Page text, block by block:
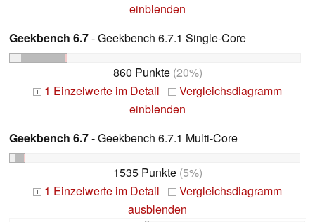
einblenden
Geekbench 6.7- Geekbench 6.7.1 Single-Core
860 Punkte(20%)
+ 1 Einzelwerte im Detail + Vergleichsdiagramm
einblenden
Geekbench 6.7- Geekbench 6.7.1 Multi-Core
1535 Punkte(5%)
+ 1 Einzelwerte im Detail - Vergleichsdiagramm
ausblenden